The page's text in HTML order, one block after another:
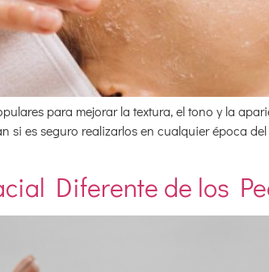
para mejorar la textura, el tono y la
si es seguro realizarlos en cualquier época
Diferente de los